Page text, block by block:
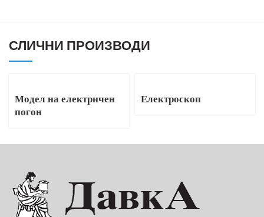
СЛИЧНИ ПРОИЗВОДИ
Модел на електричен
погон
Електроскоп